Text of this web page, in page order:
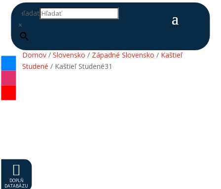
Hľadať
×

DOPLŇ
DATABÁZU
Domov/ Slovensko / Západné Slovensko / Kaštieľ
Studené / Kaštieľ Studené31